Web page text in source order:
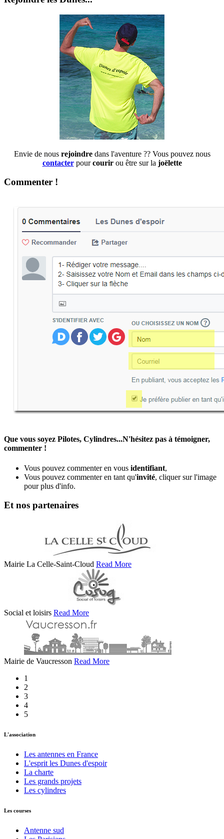
Envie de nous rejoindre dans l'aventure ?? Vous pouvez nous
contacterpourcourir ou être sur la joëlette
Commenter !
Que vous soyez Pilotes, Cylindres...N'hésitez pas à témoigner,
commenter !
Vous pouvez commenter en vous identifiant,
Vous pouvez commenter en tant qu'invité, cliquer sur l'image
pour plus d'info.
Et nos partenaires
Mairie La Celle-Saint-Cloud Read More
Social et loisirs Read More
Mairie de Vaucresson Read More
1
2
3
4
5
L'association
Les antennes en France
L'esprit les Dunes d'espoir
La charte
Les grands projets
Les cylindres
Les courses
Antenne sud